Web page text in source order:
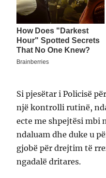
Si pjesëtar i Policisë
një kontrolli rutinë,
ecte me shpejtësi mbi
ndaluam dhe duke u
gjobë për drejtim të
ngadalë dritares.